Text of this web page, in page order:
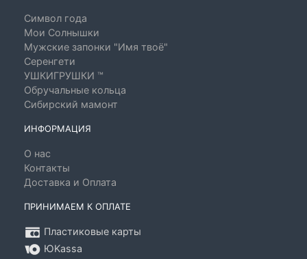
Символ года
Мои Солнышки
Мужские запонки "Имя твоё"
Серенгети
УШКИГРУШКИ ™
Обручальные кольца
Сибирский мамонт
ИНФОРМАЦИЯ
О нас
Контакты
Доставка и Оплата
ПРИНИМАЕМ К ОПЛАТЕ
Пластиковые карты
ЮKassa